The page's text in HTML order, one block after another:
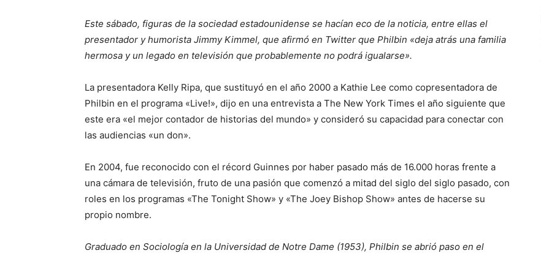
Este sábado, figuras de la sociedad estadounidense se hacían eco de la noticia, entre ellas el
presentador y humorista Jimmy Kimmel, que afirmó en Twitter que Philbin «deja atrás una familia
hermosa y un legado en televisión que probablemente no podrá igualarse».
La presentadora Kelly Ripa, que sustituyó en el año 2000 a Kathie Lee como copresentadora de
Philbin en el programa «Live!», dijo en una entrevista a The New York Times el año siguiente que
este era «el mejor contador de historias del mundo» y consideró su capacidad para conectar con
las audiencias «un don».
En 2004, fue reconocido con el récord Guinnes por haber pasado más de 16.000 horas frente a
una cámara de televisión, fruto de una pasión que comenzó a mitad del siglo del siglo pasado, con
roles en los programas «The Tonight Show» y «The Joey Bishop Show» antes de hacerse su
propio nombre.
Graduado en Sociología en la Universidad de Notre Dame (1953), Philbin se abrió paso en el